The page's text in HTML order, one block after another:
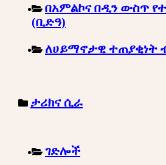
በአምልኮና በዲን ውስጥ
(ቢድዓ)
ለሀይማኖታዊ ተጠያቂነት
ታሪክና ሲራ
ገድሎች